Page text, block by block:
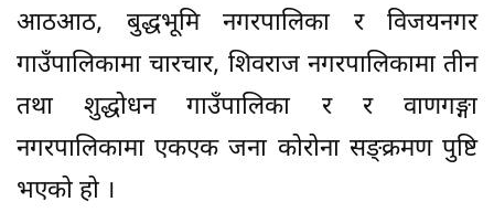
आठआठ, बुद्धभूमि नगरपालिका र विजयनगर
गाउँपालिकामा चारचार, शिवराज नगरपालिकामा तीन
तथा शुद्धोधन गाउँपालिका र र वाणगङ्गा
नगरपालिकामा एकएक जना कोरोना सङ्क्रमण पुष्टि
भएको हो ।